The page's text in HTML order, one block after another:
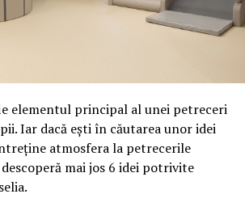
una cu cealaltă, pe toată
indiferent de câte sezoane
de Securitate Cibernetică (DNSC)
de furt al datelor personale și
recomandă verificarea atentă a
raportarea incidentelor la numărul
în ultimele săptămâni folosesc
elementul principal al unei petreceri
Iar dacă ești în căutarea unor idei
atmosfera la petrecerile
mai jos 6 idei potrivite